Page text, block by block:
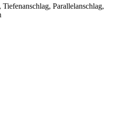
Parallelanschlag,